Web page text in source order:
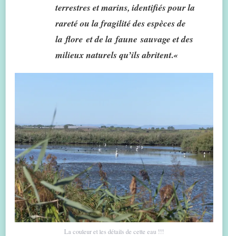
terrestres et marins, identifiés pour la
rareté ou la fragilité des espèces de
la flore et de la faune sauvage et des
milieux naturels qu’ils abritent.«
La couleur et les détails de cette eau !!!